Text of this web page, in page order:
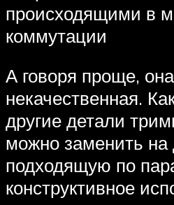
происходящими в
коммутации
А говоря проще,
некачественная.
другие детали
можно заменить на
подходящую по
конструктивное